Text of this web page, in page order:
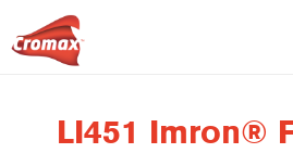
LI451 Imron®